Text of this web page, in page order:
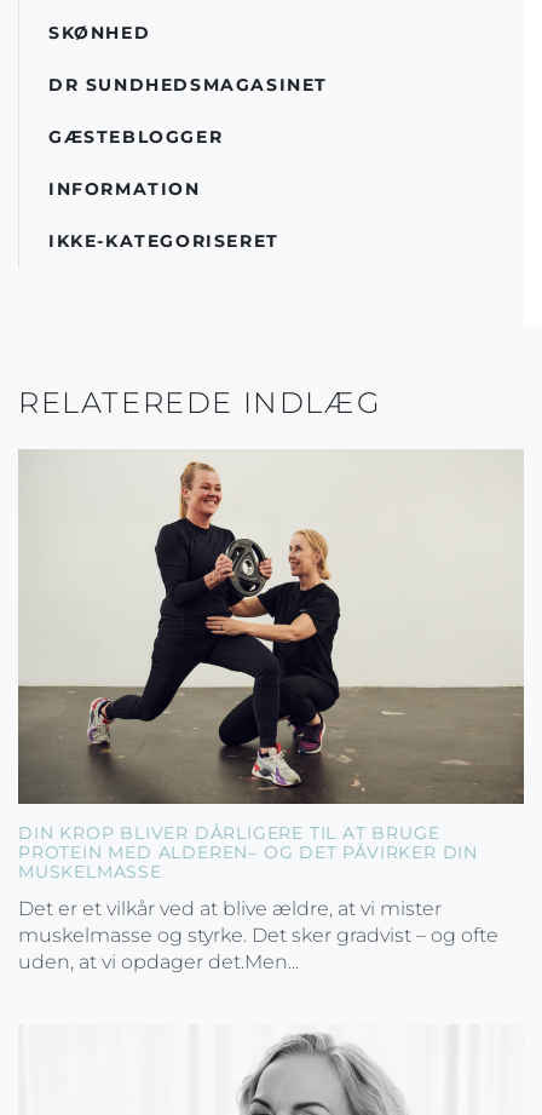
SKØNHED
DR SUNDHEDSMAGASINET
GÆSTEBLOGGER
INFORMATION
IKKE-KATEGORISERET
RELATEREDE INDLÆG
DIN KROP BLIVER DÅRLIGERE TIL AT BRUGE
PROTEIN MED ALDEREN– OG DET PÅVIRKER DIN
MUSKELMASSE
Det er et vilkår ved at blive ældre, at vi mister
muskelmasse og styrke. Det sker gradvist – og ofte
uden, at vi opdager det.Men...